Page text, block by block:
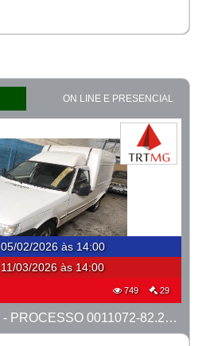
ON LINE E PRESENCIAL
05/02/2026 às 14:00
11/03/2026 às 14:00
749 29
LOTE 13 - Fiat Fiorino - PROCESSO 0011072-82.2023-1ª CONT.